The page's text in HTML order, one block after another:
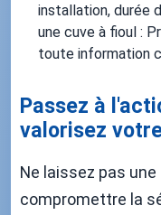
installation, durée
une cuve à fioul :
toute information
Passez à
valorisez
Ne laissez pas
compromettre la